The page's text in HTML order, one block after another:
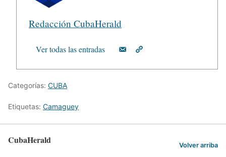
Redacción CubaHerald
Ver todas las entradas
Categorías: CUBA
Etiquetas: Camaguey
CubaHerald Volver arriba